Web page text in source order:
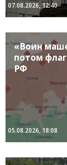
07.08.2026, 12:40
«Воин
потом
РФ
05.08.2026, 18:08